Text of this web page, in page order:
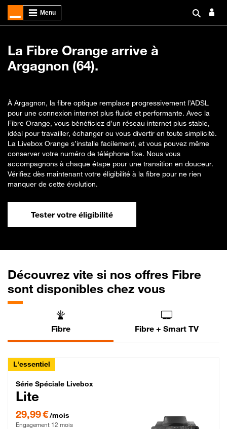
La Fibre Orange arrive à
Argagnon (64).
À Argagnon, la fibre optique remplace progressivement l’ADSL
pour une connexion internet plus fluide et performante. Avec la
Fibre Orange, vous bénéficiez d’un réseau internet plus stable,
idéal pour travailler, échanger ou vous divertir en toute simplicité.
La Livebox Orange s’installe facilement, et vous pouvez même
conserver votre numéro de téléphone fixe. Nous vous
accompagnons à chaque étape pour une transition en douceur.
Vérifiez dès maintenant votre éligibilité à la fibre pour ne rien
manquer de cette évolution.
Tester votre éligibilité
Découvrez vite si nos offres Fibre
sont disponibles chez vous
Fibre Fibre + Smart TV
L'essentiel
Série Spéciale Livebox Lite Fibre
Série Spéciale Livebox
Lite
29,99 €/mois
Engagement 12 mois